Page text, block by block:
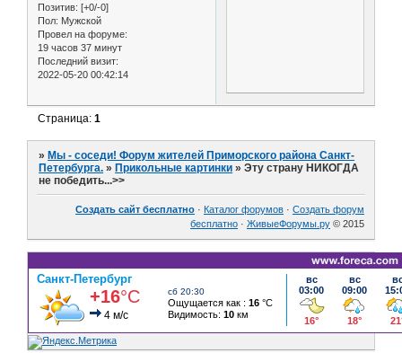
Позитив: [+0/-0]
Пол: Мужской
Провел на форуме:
19 часов 37 минут
Последний визит:
2022-05-20 00:42:14
Страница:1
» Мы - соседи! Форум жителей Приморского района Санкт-
Петербурга. » Прикольные картинки »Эту страну НИКОГДА
не победить...>>
Создать сайт бесплатно · Каталог форумов · Создать форум
бесплатно · ЖивыеФорумы.ру © 2015